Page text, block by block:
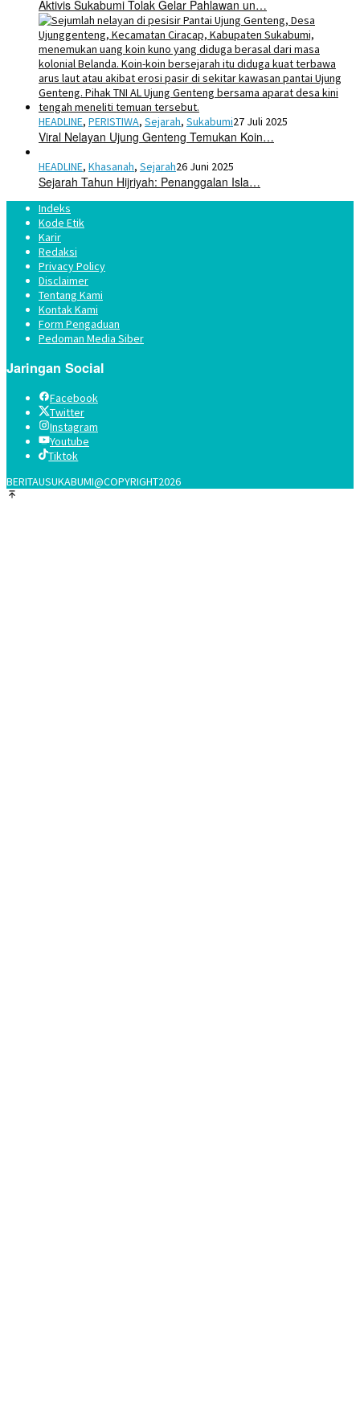
Aktivis Sukabumi Tolak Gelar Pahlawan un…
HEADLINE, PERISTIWA, Sejarah, Sukabumi27 Juli 2025
Viral Nelayan Ujung Genteng Temukan Koin…
HEADLINE, Khasanah, Sejarah26 Juni 2025
Sejarah Tahun Hijriyah: Penanggalan Isla…
Indeks
Kode Etik
Karir
Redaksi
Privacy Policy
Disclaimer
Tentang Kami
Kontak Kami
Form Pengaduan
Pedoman Media Siber
Jaringan Social
Facebook
Twitter
Instagram
Youtube
Tiktok
BERITAUSUKABUMI@COPYRIGHT2026